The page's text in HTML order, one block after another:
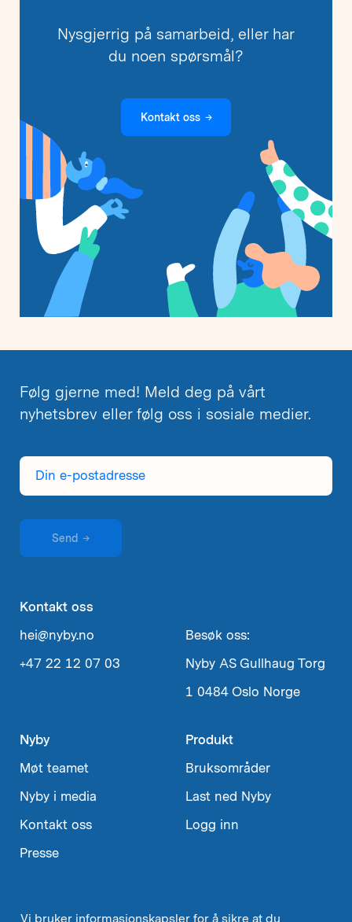
Vi bruker informasjonskapsler for å sikre at du
Nysgjerrig på samarbeid, eller har
du noen spørsmål?
Kontakt oss →
Følg gjerne med! Meld deg på vårt
nyhetsbrev eller følg oss i sosiale medier.
Din
postadresse
Send →
Kontakt oss
hei@nyby.no
+47 22 12 07 03
Besøk oss:
Nyby AS Gullhaug Torg
1 0484 Oslo Norge
Nyby
Møt teamet
Nyby i media
Kontakt oss
Presse
Produkt
Bruksområder
Last ned Nyby
Logg inn